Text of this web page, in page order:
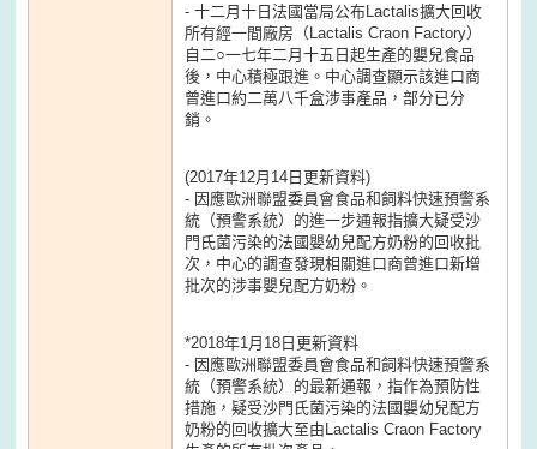
- 十二月十日法國當局公布Lactalis擴大回收
所有經一間廠房（Lactalis Craon Factory）
自二○一七年二月十五日起生產的嬰兒食品
後，中心積極跟進。中心調查顯示該進口商
曾進口約二萬八千盒涉事產品，部分已分
銷。
(2017年12月14日更新資料)
- 因應歐洲聯盟委員會食品和飼料快速預警系
統（預警系統）的進一步通報指擴大疑受沙
門氏菌污染的法國嬰幼兒配方奶粉的回收批
次，中心的調查發現相關進口商曾進口新增
批次的涉事嬰兒配方奶粉。
*2018年1月18日更新資料
- 因應歐洲聯盟委員會食品和飼料快速預警系
統（預警系統）的最新通報，指作為預防性
措施，疑受沙門氏菌污染的法國嬰幼兒配方
奶粉的回收擴大至由Lactalis Craon Factory